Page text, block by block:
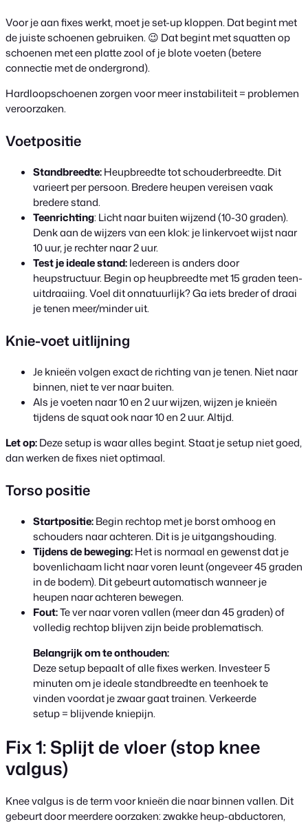
Voor je aan fixes werkt, moet je set-up kloppen. Dat begint met
de juiste schoenen gebruiken. 😉 Dat begint met squatten op
schoenen met een platte zool of je blote voeten (betere
connectie met de ondergrond).
Hardloopschoenen zorgen voor meer instabiliteit = problemen
veroorzaken.
Voetpositie
Standbreedte:Heupbreedte tot schouderbreedte. Dit
varieert per persoon. Bredere heupen vereisen vaak
bredere stand.
Teenrichting: Licht naar buiten wijzend (10-30 graden).
Denk aan de wijzers van een klok: je linkervoet wijst naar
10 uur, je rechter naar 2 uur.
Test je ideale stand:Iedereen is anders door
heupstructuur. Begin op heupbreedte met 15 graden teen-
uitdraaiing. Voel dit onnatuurlijk? Ga iets breder of draai
je tenen meer/minder uit.
Knie-voet uitlijning
Je knieën volgen exact de richting van je tenen. Niet naar
binnen, niet te ver naar buiten.
Als je voeten naar 10 en 2 uur wijzen, wijzen je knieën
tijdens de squat ook naar 10 en 2 uur. Altijd.
Let op:Deze setup is waar alles begint. Staat je setup niet goed,
dan werken de fixes niet optimaal.
Torso positie
Startpositie:Begin rechtop met je borst omhoog en
schouders naar achteren. Dit is je uitgangshouding.
Tijdens de beweging:Het is normaal en gewenst dat je
bovenlichaam licht naar voren leunt (ongeveer 45 graden
in de bodem). Dit gebeurt automatisch wanneer je
heupen naar achteren bewegen.
Fout:Te ver naar voren vallen (meer dan 45 graden) of
volledig rechtop blijven zijn beide problematisch.
Belangrijk om te onthouden:
Deze setup bepaalt of alle fixes werken. Investeer 5
minuten om je ideale standbreedte en teenhoek te
vinden voordat je zwaar gaat trainen. Verkeerde
setup = blijvende kniepijn.
Fix 1: Splijt de vloer (stop knee
valgus)
Knee valgus is de term voor knieën die naar binnen vallen. Dit
gebeurt door meerdere oorzaken: zwakke heup-abductoren,